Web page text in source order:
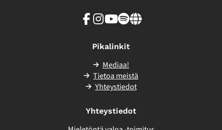
Facebook
Instagram
Youtube
SpotifyLinkki
Pikalinkit
Mediaa!
Tietoa meistä
Yhteystiedot
Yhteystiedot